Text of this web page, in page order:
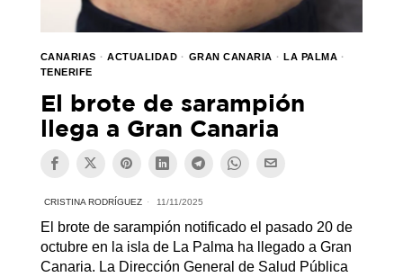
CANARIAS · ACTUALIDAD · GRAN CANARIA · LA PALMA ·
TENERIFE
El brote de sarampión
llega a Gran Canaria
CRISTINA RODRÍGUEZ 11/11/2025
El brote de sarampión notificado el pasado 20 de
octubre en la isla de La Palma ha llegado a Gran
Canaria. La Dirección General de Salud Pública